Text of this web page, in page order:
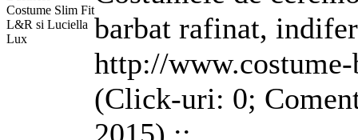
barbat rafinat,
http://www.costume-
(Click-uri: 0;